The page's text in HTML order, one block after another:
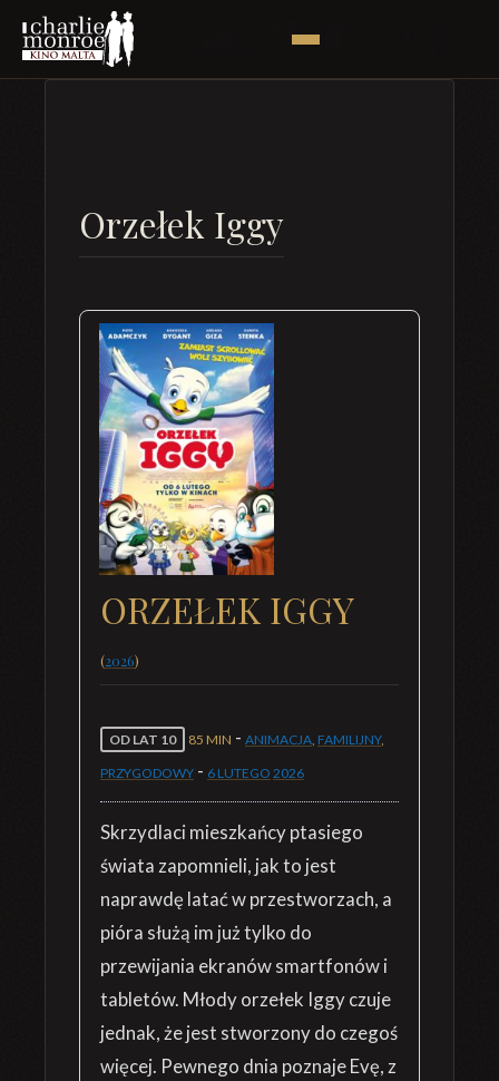
Orzełek Iggy
ORZEŁEK IGGY
(2026)
OD LAT 10 85 MIN - ANIMACJA, FAMILIJNY,
PRZYGODOWY - 6 LUTEGO 2026
Skrzydlaci mieszkańcy ptasiego
świata zapomnieli, jak to jest
naprawdę latać w przestworzach, a
pióra służą im już tylko do
przewijania ekranów smartfonów i
tabletów. Młody orzełek Iggy czuje
jednak, że jest stworzony do czegoś
więcej. Pewnego dnia poznaje Evę, z